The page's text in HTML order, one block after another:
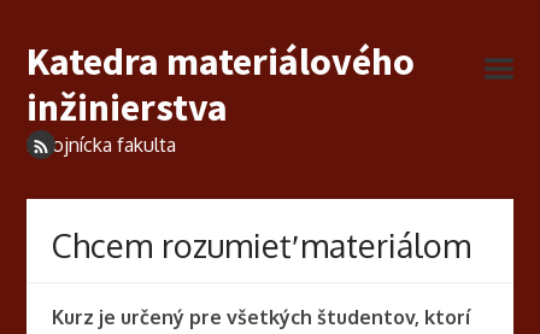
Katedra materiálového
inžinierstva
Strojnícka fakulta
Chcem rozumieť materiálom
Kurz je určený pre všetkých študentov, ktorí